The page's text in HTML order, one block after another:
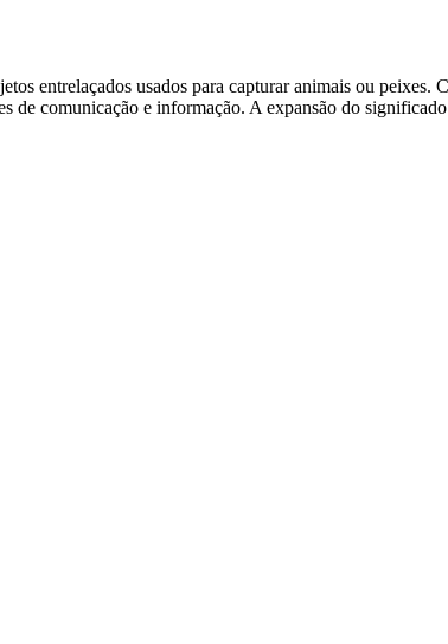
entrelaçados usados para capturar animais ou peixes.
de comunicação e informação. A expansão do